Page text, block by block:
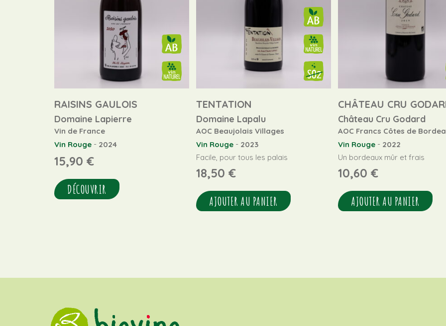
RAISINS GAULOIS
Domaine Lapierre
Vin de France
Vin Rouge - 2024
15,90 €
DÉCOUVRIR
TENTATION
Domaine Lapalu
AOC Beaujolais Villages
Vin Rouge - 2023
Facile, pour tous les palais
18,50 €
AJOUTER AU PANIER
CHÂTEAU CRU
Château Cru Godard
AOC Francs Côtes de
Vin Rouge - 2022
Un bordeaux mûr et frais
10,60 €
AJOUTER AU PANIER